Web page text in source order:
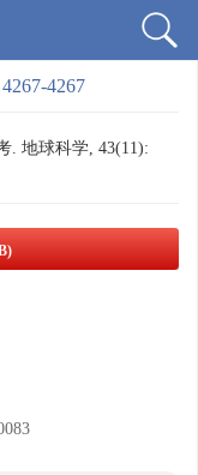
4267
. 地球科学, 43(11):